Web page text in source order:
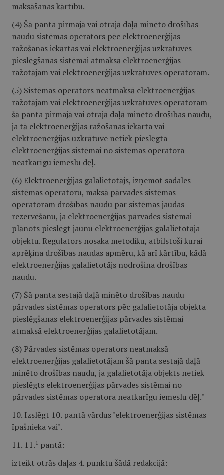
maksāšanas kārtību.
(4) Šā panta pirmajā vai otrajā daļā minēto drošības
naudu sistēmas operators pēc elektroenerģijas
ražošanas iekārtas vai elektroenerģijas uzkrātuves
pieslēgšanas sistēmai atmaksā elektroenerģijas
ražotājam vai elektroenerģijas uzkrātuves operatoram.
(5) Sistēmas operators neatmaksā elektroenerģijas
ražotājam vai elektroenerģijas uzkrātuves operatoram
šā panta pirmajā vai otrajā daļā minēto drošības naudu,
ja tā elektroenerģijas ražošanas iekārta vai
elektroenerģijas uzkrātuve netiek pieslēgta
elektroenerģijas sistēmai no sistēmas operatora
neatkarīgu iemeslu dēļ.
(6) Elektroenerģijas galalietotājs, izņemot sadales
sistēmas operatoru, maksā pārvades sistēmas
operatoram drošības naudu par sistēmas jaudas
rezervēšanu, ja elektroenerģijas pārvades sistēmai
plānots pieslēgt jaunu elektroenerģijas galalietotāja
objektu. Regulators nosaka metodiku, atbilstoši kurai
aprēķina drošības naudas apmēru, kā arī kārtību, kādā
elektroenerģijas galalietotājs nodrošina drošības
naudu.
(7) Šā panta sestajā daļā minēto drošības naudu
pārvades sistēmas operators pēc galalietotāja objekta
pieslēgšanas elektroenerģijas pārvades sistēmai
atmaksā elektroenerģijas galalietotājam.
(8) Pārvades sistēmas operators neatmaksā
elektroenerģijas galalietotājam šā panta sestajā daļā
minēto drošības naudu, ja galalietotāja objekts netiek
pieslēgts elektroenerģijas pārvades sistēmai no
pārvades sistēmas operatora neatkarīgu iemeslu dēļ."
10. Izslēgt 10. pantā vārdus "elektroenerģijas sistēmas
īpašnieka vai".
11. 11. 1 pantā:
izteikt otrās daļas 4. punktu šādā redakcijā: